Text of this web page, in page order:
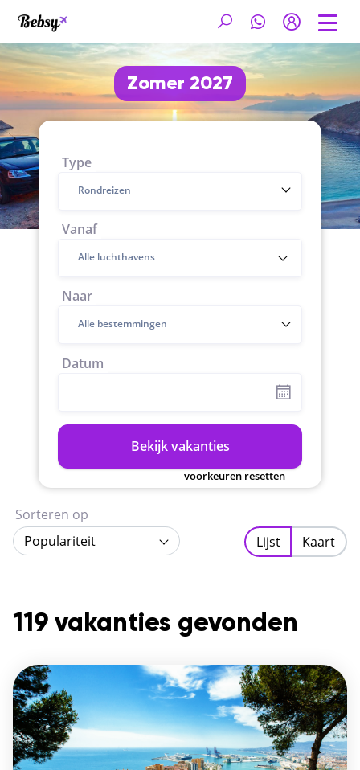
Zomer 2027
Type
Rondreizen
Vanaf
Naar
Alle bestemmingen
Datum
Bekijk vakanties
voorkeuren resetten
119 vakanties gevonden
Sorteren op
Populariteit
Lijst Kaart